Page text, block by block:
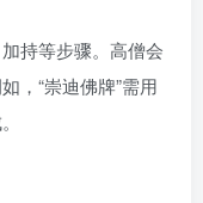
持等步骤。高僧会
，“崇迪佛牌”需用